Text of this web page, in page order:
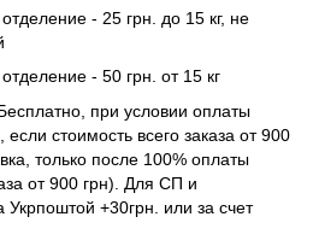
- 25 грн. до 15 кг, не
- 50 грн. от 15 кг
при условии оплаты
если стоимость всего заказа от 900
только после 100% оплаты
от 900 грн). Для СП и
Укрпоштой +30грн. или за счет